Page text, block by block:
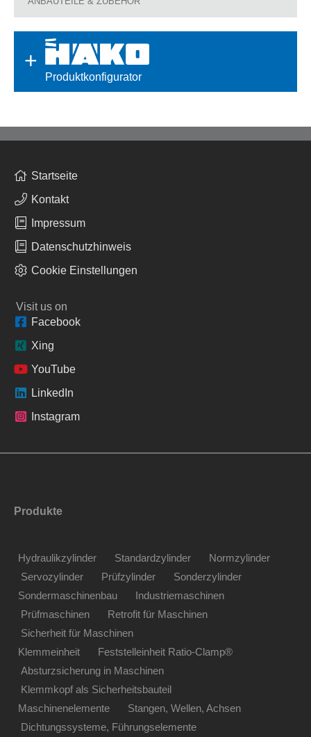
Produktkonfigurator
Startseite
Kontakt
Impressum
Datenschutzhinweis
Cookie Einstellungen
Visit us on
Facebook
Xing
YouTube
LinkedIn
Instagram
Produkte
Hydraulikzylinder Standardzylinder
Normzylinder
Servozylinder
Prüfzylinder
Sonderzylinder
Sondermaschinenbau
Industriemaschinen
Prüfmaschinen
Retrofit für Maschinen
Sicherheit für Maschinen
Klemmeinheit
Feststelleinheit Ratio-Clamp®
Absturzsicherung in Maschinen
Klemmkopf als Sicherheitsbauteil
Maschinenelemente
Stangen, Wellen, Achsen
Dichtungssysteme, Führungselemente